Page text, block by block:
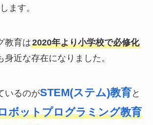
ます。
教育は2020年より小学校で必修化
身近な存在になりました。
いるのがSTEM(ステム)教育と
ボットプログラミング教育